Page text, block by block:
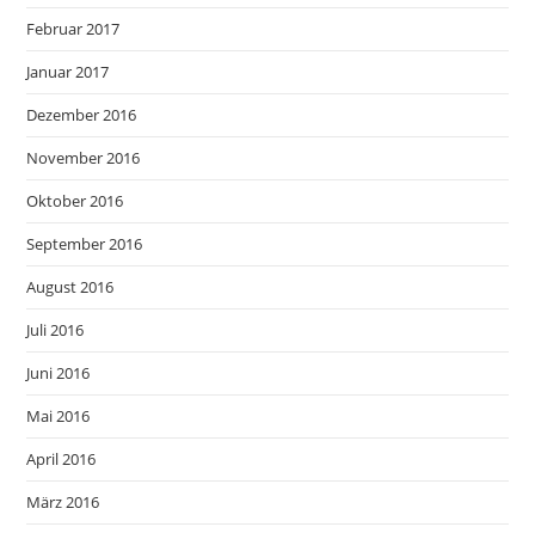
Februar 2017
Januar 2017
Dezember 2016
November 2016
Oktober 2016
September 2016
August 2016
Juli 2016
Juni 2016
Mai 2016
April 2016
März 2016